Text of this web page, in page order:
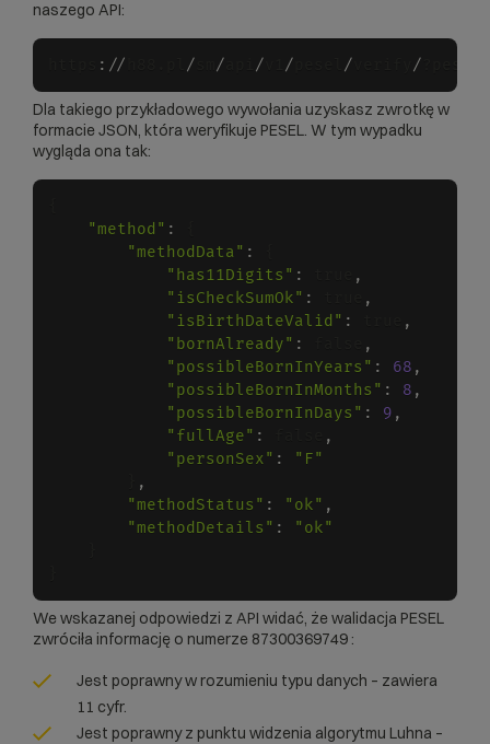
naszego API:
: // / / / / / /
Dla takiego przykładowego wywołania uzyskasz zwrotkę w
formacie JSON, która weryfikuje PESEL. W tym wypadku
wygląda ona tak:
"method" :
"methodData" :
"has11Digits" :
,
"isCheckSumOk" :
,
"isBirthDateValid" :
,
"bornAlready" :
,
"possibleBornInYears" : 68 ,
"possibleBornInMonths" : 8 ,
"possibleBornInDays" : 9 ,
"fullAge" :
,
"personSex" :
"F"
,
"methodStatus" : "ok" ,
"methodDetails" :
"ok"
We wskazanej odpowiedzi z API widać, że walidacja PESEL
zwróciła informację o numerze 87300369749 :
Jest poprawny w rozumieniu typu danych – zawiera
11 cyfr.
Jest poprawny z punktu widzenia algorytmu Luhna –